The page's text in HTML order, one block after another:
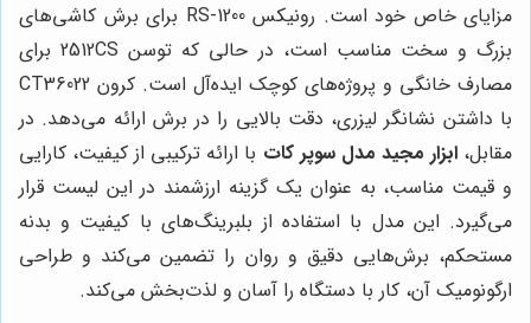
مزایای خاص خود است. رونیکس RS-1200 برای برش کاشی‌های
بزرگ و سخت مناسب است، در حالی که توسن 2512CS برای
مصارف خانگی و پروژه‌های کوچک ایده‌آل است. کرون CT36022
با داشتن نشانگر لیزری، دقت بالایی را در برش ارائه می‌دهد. در
مقابل،ابزار مجید مدل سوپر کات با ارائه ترکیبی از کیفیت، کارایی
و قیمت مناسب، به عنوان یک گزینه ارزشمند در این لیست قرار
می‌گیرد. این مدل با استفاده از بلبرینگ‌های با کیفیت و بدنه
مستحکم، برش‌هایی دقیق و روان را تضمین می‌کند و طراحی
ارگونومیک آن، کار با دستگاه را آسان و لذت‌بخش می‌کند.